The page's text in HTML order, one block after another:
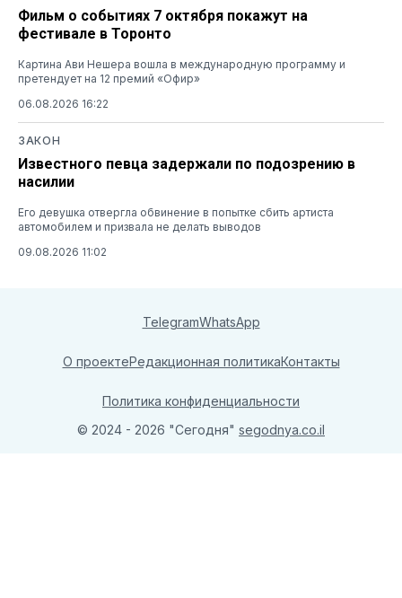
Фильм о событиях 7 октября покажут на
фестивале в Торонто
Картина Ави Нешера вошла в международную программу и
претендует на 12 премий «Офир»
06.08.2026 16:22
ЗАКОН
Известного певца задержали по подозрению в
насилии
Его девушка отвергла обвинение в попытке сбить артиста
автомобилем и призвала не делать выводов
09.08.2026 11:02
TelegramWhatsApp
О проектеРедакционная политикаКонтакты
Политика конфиденциальности
© 2024 - 2026 "Сегодня" segodnya.co.il